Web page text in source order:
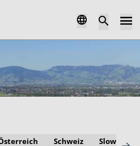
Schweiz Slowakei